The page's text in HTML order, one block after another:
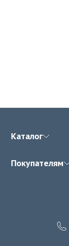
Каталог
Покупателям